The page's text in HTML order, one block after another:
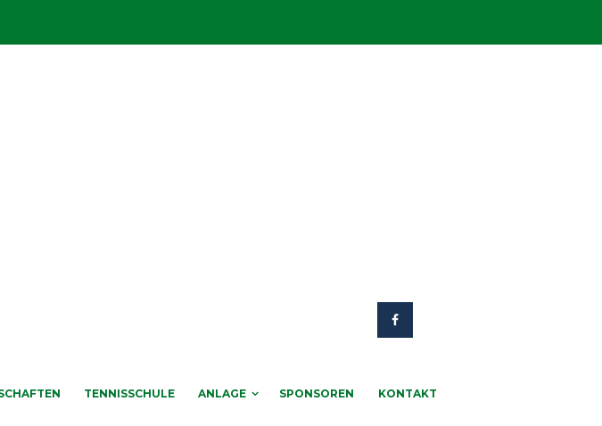
TENNISSCHULE ANLAGE SPONSOREN KONTAKT